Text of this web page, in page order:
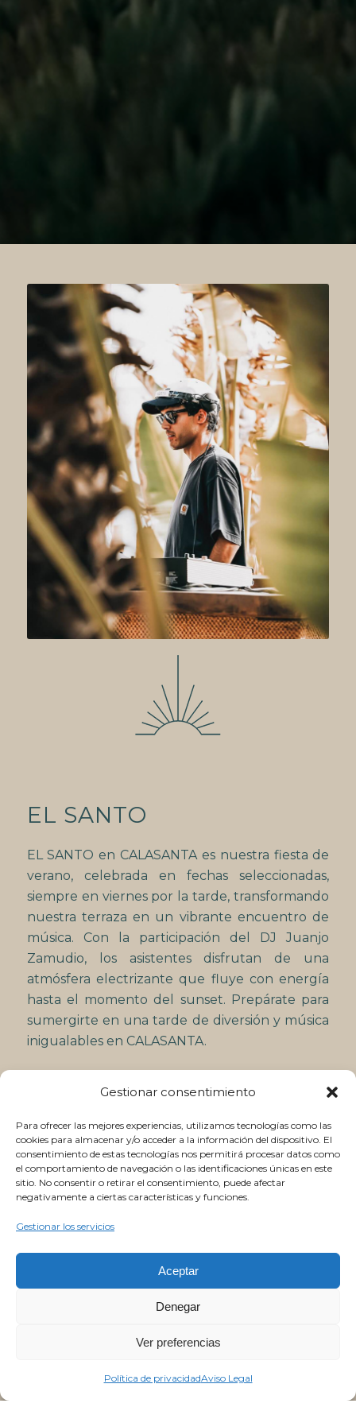
Gestionar consentimiento
Para ofrecer las mejores experiencias, utilizamos tecnologías como las
cookies para almacenar y/o acceder a la información del dispositivo. El
consentimiento de estas tecnologías nos permitirá procesar datos como
el comportamiento de navegación o las identificaciones únicas en este
sitio. No consentir o retirar el consentimiento, puede afectar
negativamente a ciertas características y funciones.
Gestionar los servicios
Aceptar
Denegar
Ver preferencias
Política de privacidadAviso Legal
EL SANTO
EL SANTO en CALASANTA es nuestra fiesta de
verano, celebrada en fechas seleccionadas,
siempre en viernes por la tarde, transformando
nuestra terraza en un vibrante encuentro de
música. Con la participación del DJ Juanjo
Zamudio, los asistentes disfrutan de una
atmósfera electrizante que fluye con energía
hasta el momento del sunset. Prepárate para
sumergirte en una tarde de diversión y música
inigualables en CALASANTA.